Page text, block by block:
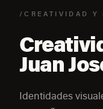
/CREATIVIDAD Y
Juan
Identidades